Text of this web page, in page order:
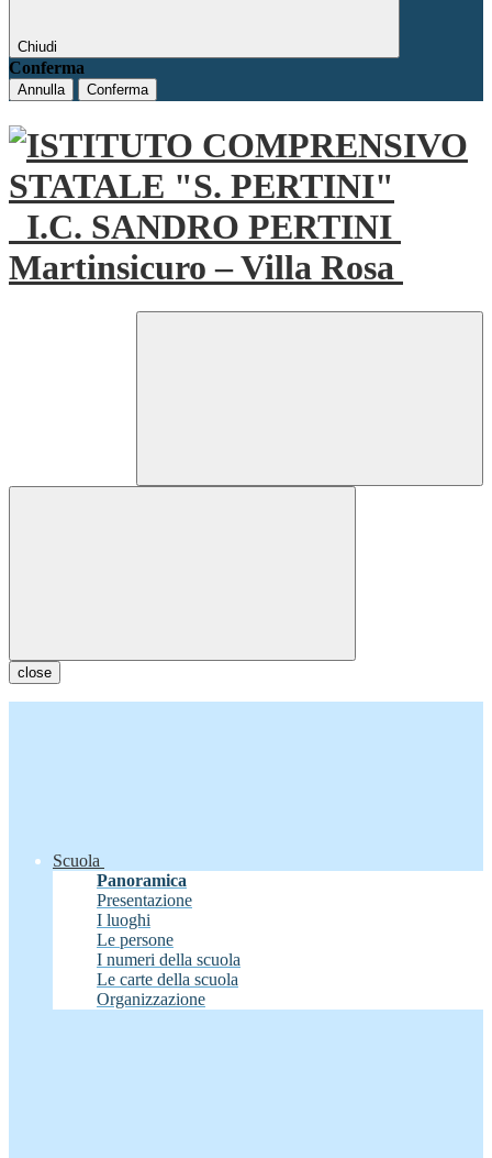
Chiudi
Conferma
Annulla Conferma
I.C. SANDRO PERTINI
Martinsicuro – Villa Rosa
close
Scuola
Panoramica
Presentazione
I luoghi
Le persone
I numeri della scuola
Le carte della scuola
Organizzazione